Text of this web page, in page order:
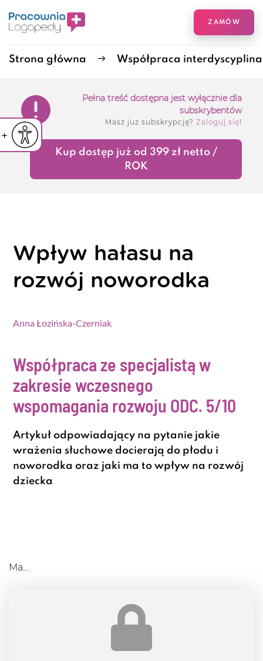
czcionkę
czcionka
Powiększ czcionkę
ZAMÓW
Strona główna Współpraca
Pełna treść dostępna jest wyłącznie dla
subskrybentów
Masz już subskrypcję?Zaloguj się!
Kup dostęp już od 399 zł netto /
ROK
Wpływ hałasu na
rozwój noworodka
Anna Łozińska-Czerniak
Współpraca ze specjalistą w
zakresie wczesnego
wspomagania rozwoju ODC. 5/10
Artykuł odpowiadający na pytanie jakie
wrażenia słuchowe docierają do płodu i
noworodka oraz jaki ma to wpływ na rozwój
dziecka
Ma...